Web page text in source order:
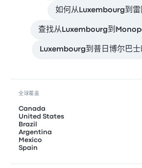
如何从Luxembourg到雷
查找从Luxembourg到
Luxembourg到普日博尔巴
全球覆盖
Canada
United States
Brazil
Argentina
Mexico
Spain